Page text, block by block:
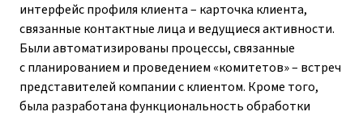
интерфейс профиля клиента – карточка клиента,
связанные контактные лица и ведущиеся активности.
Были автоматизированы процессы, связанные
с планированием и проведением «комитетов» – встреч
представителей компании с клиентом. Кроме того,
была разработана функциональность обработки